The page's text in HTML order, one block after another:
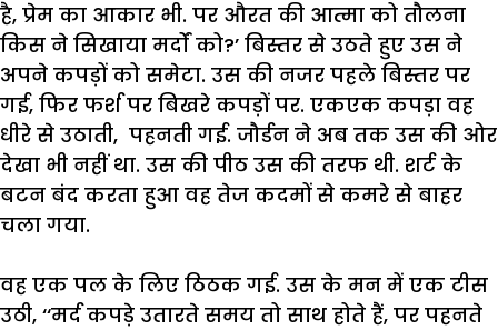
है, प्रेम का आकार भी. पर औरत की आत्मा को तौलना
किस ने सिखाया मर्दों को?’ बिस्तर से उठते हुए उस ने
अपने कपड़ों को समेटा. उस की नजर पहले बिस्तर पर
गई, फिर फर्श पर बिखरे कपड़ों पर. एकएक कपड़ा वह
धीरे से उठाती, पहनती गई. जौर्डन ने अब तक उस की ओर
देखा भी नहीं था. उस की पीठ उस की तरफ थी. शर्ट के
बटन बंद करता हुआ वह तेज कदमों से कमरे से बाहर
चला गया.
वह एक पल के लिए ठिठक गई. उस के मन में एक टीस
उठी, ‘‘मर्द कपड़े उतारते समय तो साथ होते हैं, पर पहनते